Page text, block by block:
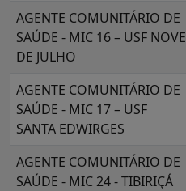
AGENTE COMUNITÁRIO DE
SAÚDE - MIC 16 – USF NOVE
DE JULHO
AGENTE COMUNITÁRIO DE
SAÚDE - MIC 17 – USF
SANTA EDWIRGES
AGENTE COMUNITÁRIO DE
SAÚDE - MIC 24 - TIBIRIÇÁ